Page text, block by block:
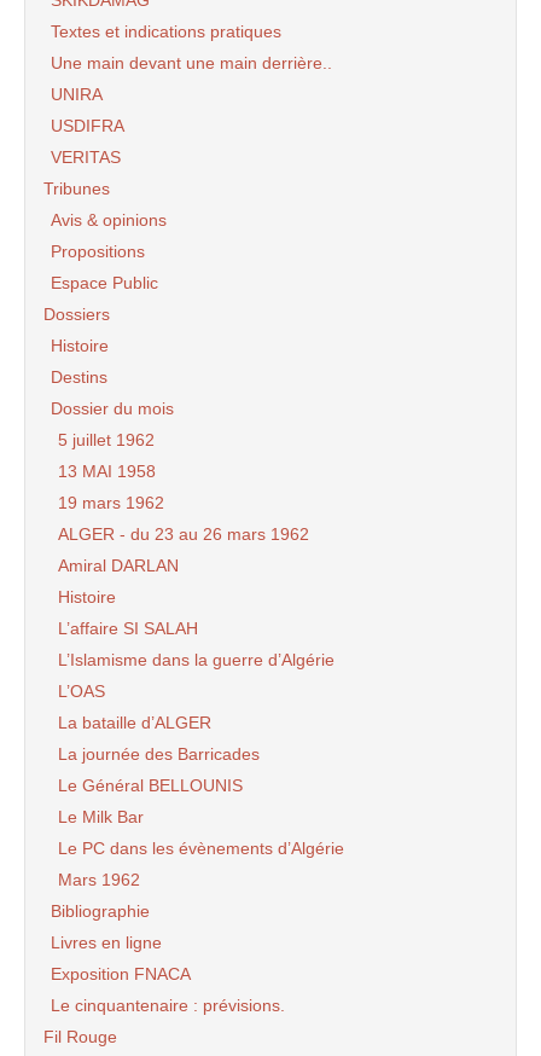
Textes et indications pratiques
Une main devant une main derrière..
UNIRA
USDIFRA
VERITAS
Tribunes
Avis & opinions
Propositions
Espace Public
Dossiers
Histoire
Destins
Dossier du mois
5 juillet 1962
13 MAI 1958
19 mars 1962
ALGER - du 23 au 26 mars 1962
Amiral DARLAN
Histoire
L’affaire SI SALAH
L’Islamisme dans la guerre d’Algérie
L’OAS
La bataille d’ALGER
La journée des Barricades
Le Général BELLOUNIS
Le Milk Bar
Le PC dans les évènements d’Algérie
Mars 1962
Bibliographie
Livres en ligne
Exposition FNACA
Le cinquantenaire : prévisions.
Fil Rouge